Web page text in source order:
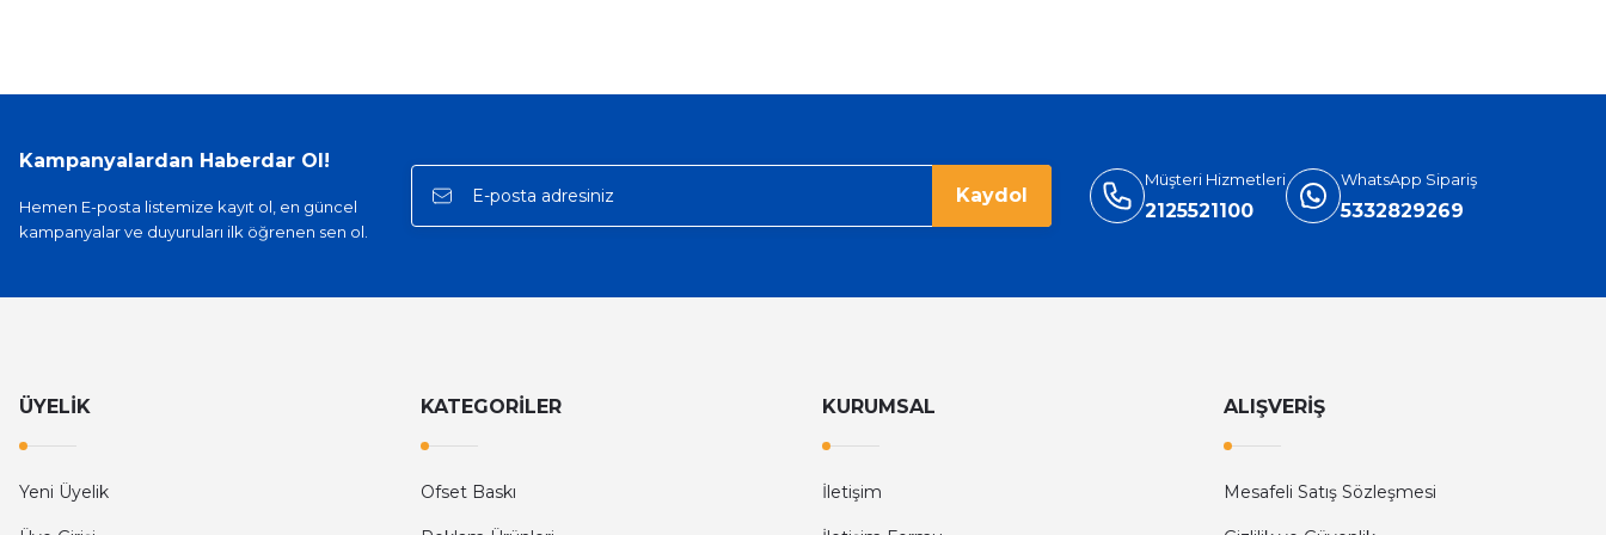
Kampanyalardan Haberdar Ol!
Hemen E-posta listemize kayıt ol, en güncel
kampanyalar ve duyuruları ilk öğrenen sen ol.
Kaydol
Müşteri Hizmetleri
2125521100
WhatsApp Sipariş
5332829269
ÜYELİK
Yeni Üyelik
KATEGORİLER
Ofset Baskı
KURUMSAL
İletişim
ALIŞVERİŞ
Mesafeli Satış Sözleşmesi